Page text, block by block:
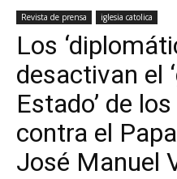
Revista de prensa iglesia catolica
Los
desactivan el
Estado’ de
contra el
José Manuel